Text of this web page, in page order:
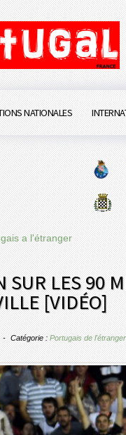
NATIONALES
a l'étranger
SUR LES 90
[VIDÉO]
Catégorie : Portugais de l'étranger